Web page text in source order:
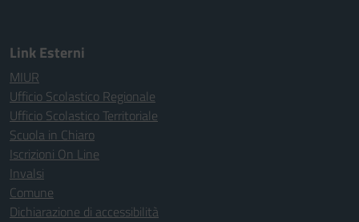
Link Esterni
MIUR
Ufficio Scolastico Regionale
Ufficio Scolastico Territoriale
Scuola in Chiaro
Iscrizioni On Line
Invalsi
Comune
Dichiarazione di accessibilità